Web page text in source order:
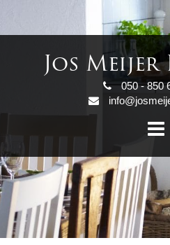
Jos
050 - 850